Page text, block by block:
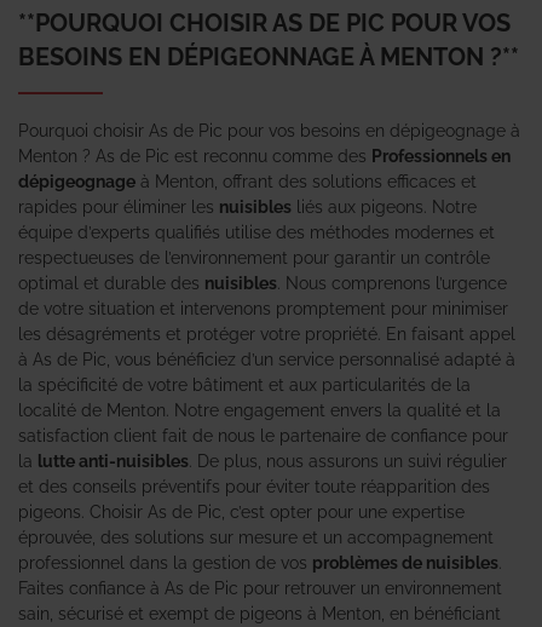
**POURQUOI CHOISIR AS DE PIC POUR VOS
BESOINS EN DÉPIGEONNAGE À MENTON ?**
Pourquoi choisir As de Pic pour vos besoins en dépigeognage à
Menton ? As de Pic est reconnu comme des Professionnels en
dépigeognage à Menton, offrant des solutions efficaces et
rapides pour éliminer les nuisibles liés aux pigeons. Notre
équipe d’experts qualifiés utilise des méthodes modernes et
respectueuses de l’environnement pour garantir un contrôle
optimal et durable des nuisibles . Nous comprenons l’urgence
de votre situation et intervenons promptement pour minimiser
les désagréments et protéger votre propriété. En faisant appel
à As de Pic, vous bénéficiez d’un service personnalisé adapté à
la spécificité de votre bâtiment et aux particularités de la
localité de Menton. Notre engagement envers la qualité et la
satisfaction client fait de nous le partenaire de confiance pour
la lutte anti-nuisibles . De plus, nous assurons un suivi régulier
et des conseils préventifs pour éviter toute réapparition des
pigeons. Choisir As de Pic, c’est opter pour une expertise
éprouvée, des solutions sur mesure et un accompagnement
professionnel dans la gestion de vos problèmes de nuisibles
Faites confiance à As de Pic pour retrouver un environnement
sain, sécurisé et exempt de pigeons à Menton, en bénéficiant